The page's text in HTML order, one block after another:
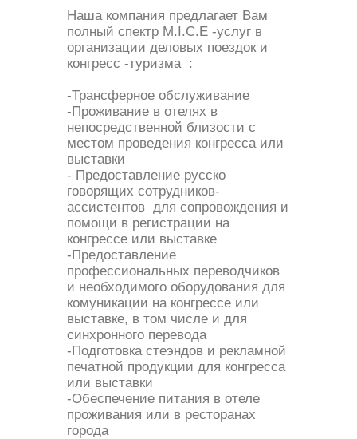
Наша компания предлагает Вам
полный спектр M.I.C.E -услуг в
организации деловых поездок и
конгресс -туризма :
-Трансферное обслуживание
-Проживание в отелях в
непосредственной близости с
местом проведения конгресса или
выставки
- Предоставление русско
говорящих сотрудников-
ассистентов для сопровождения и
помощи в регистрации на
конгрессе или выставке
-Предоставление
профессиональных переводчиков
и необходимого оборудования для
комуникации на конгрессе или
выставке, в том числе и для
синхронного перевода
-Подготовка стеэндов и рекламной
печатной продукции для конгресса
или выставки
-Обеспечение питания в отеле
проживания или в ресторанах
города